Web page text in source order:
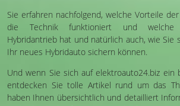
Sie erfahren nachfolgend, welche Vorteile
die Technik funktioniert und welche
Hybridantrieb hat und natürlich auch, wie Sie
Ihr neues Hybridauto sichern können.
Und wenn Sie sich auf elektroauto24.biz ein
entdecken Sie tolle Artikel rund um das
haben Ihnen übersichtlich und detailliert